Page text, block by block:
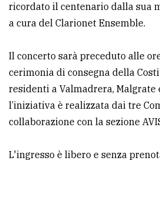
ricordato il centenario dalla sua
a cura del Clarionet Ensemble.
Il concerto sarà preceduto alle
cerimonia di consegna della
residenti a Valmadrera, Malgrate
l’iniziativa è realizzata dai tre
collaborazione con la sezione
L'ingresso è libero e senza